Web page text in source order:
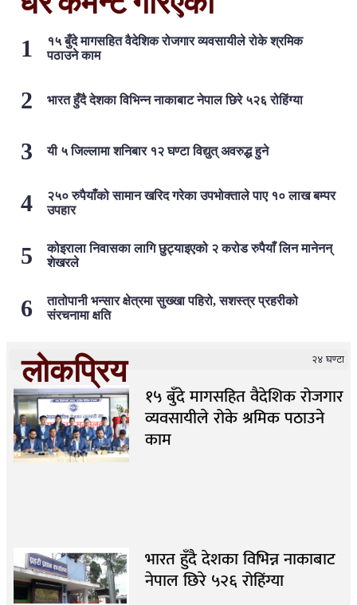
१५ बुँदे मागसहित वैदेशिक रोजगार व्यवसायीले रोके श्रमिक
पठाउने काम
भारत हुँदै देशका विभिन्न नाकाबाट नेपाल छिरे ५२६ रोहिंग्या
यी ५ जिल्लामा शनिबार १२ घण्टा विद्युत् अवरुद्ध हुने
२५० रुपैयाँको सामान खरिद गरेका उपभोक्ताले पाए १० लाख बम्पर
उपहार
कोइराला निवासका लागि छुट्याइएको २ करोड रुपैयाँ लिन मानेनन्
शेखरले
तातोपानी भन्सार क्षेत्रमा सुख्खा पहिरो, सशस्त्र प्रहरीको
संरचनामा क्षति
लोकप्रिय २४ घण्टा
१५ बुँदे मागसहित वैदेशिक रोजगार
व्यवसायीले रोके श्रमिक पठाउने
काम
भारत हुँदै देशका विभिन्न नाकाबाट
नेपाल छिरे ५२६ रोहिंग्या